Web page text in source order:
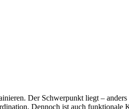
Der Schwerpunkt liegt –
Dennoch ist auch funktionale